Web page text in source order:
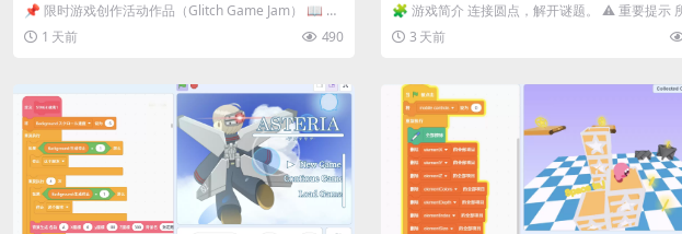
📌 限时游戏创作活动作品（Glitch Game Jam） 📖 故
事背景 怪物四...
1 天前 490
🧩 游戏简介 连接圆点，解开谜题。 ⚠️ 重要提示
关卡均可通关，请确保使用...
3 天前